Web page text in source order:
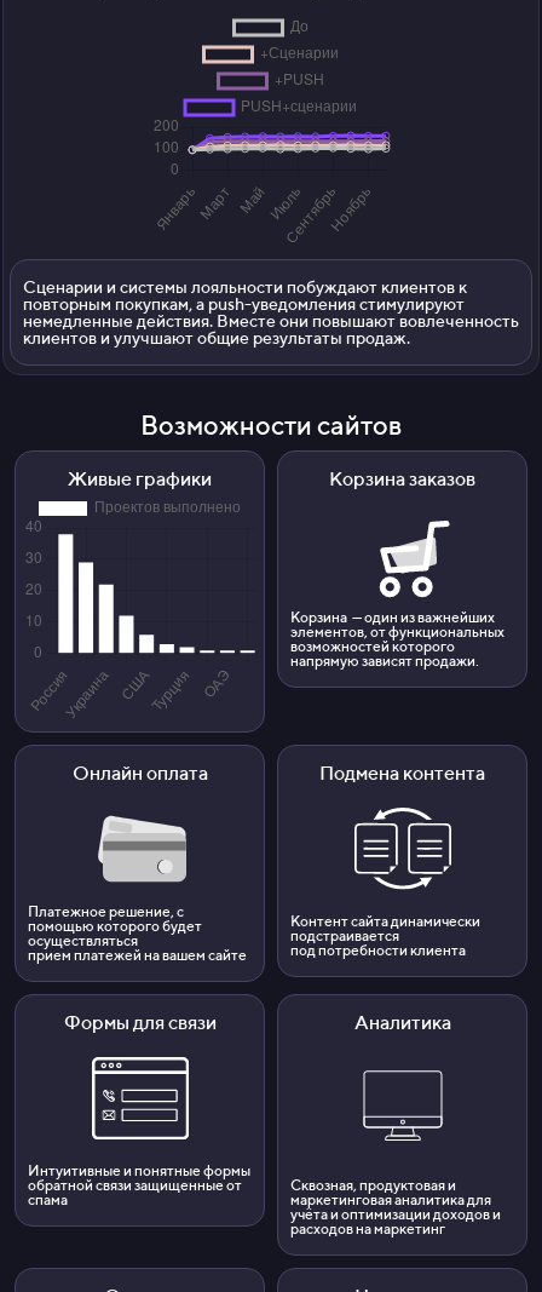
Сценарии и системы лояльности побуждают клиентов к
повторным покупкам, а push-уведомления стимулируют
немедленные действия. Вместе они повышают вовлеченность
клиентов и улучшают общие результаты продаж.
Возможности сайтов
Живые графики Корзина заказов
Корзина — один из важнейших
элементов, от функциональных
возможностей которого
напрямую зависят продажи.
Онлайн оплата
Платежное решение, с
помощью которого будет
осуществляться
прием платежей на вашем сайте
Подмена контента
Контент сайта динамически
подстраивается
под потребности клиента
Формы для связи
Интуитивные и понятные формы
обратной связи защищенные от
спама
Аналитика
Сквозная, продуктовая и
маркетинговая аналитика для
учёта и оптимизации доходов и
расходов на маркетинг